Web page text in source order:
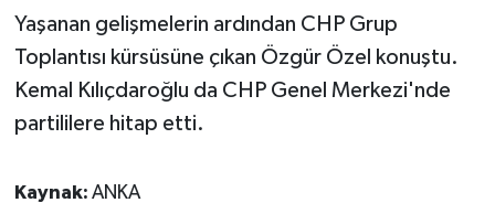
Yaşanan gelişmelerin ardından CHP Grup
Toplantısı kürsüsüne çıkan Özgür Özel konuştu.
Kemal Kılıçdaroğlu da CHP Genel Merkezi'nde
partililere hitap etti.
Kaynak: ANKA